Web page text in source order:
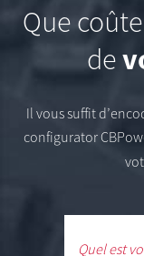
Que
de
Il vous suffit
configurator